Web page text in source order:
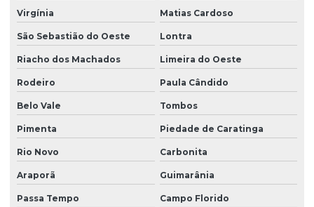
Virgínia Matias Cardoso
São Sebastião do Oeste Lontra
Riacho dos Machados Limeira do Oeste
Rodeiro Paula Cândido
Belo Vale Tombos
Pimenta Piedade de Caratinga
Rio Novo Carbonita
Araporã Guimarânia
Passa Tempo Campo Florido